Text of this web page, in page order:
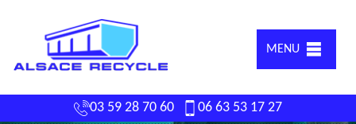
MENU
03 59 28 70 60 06 63 53 17 27